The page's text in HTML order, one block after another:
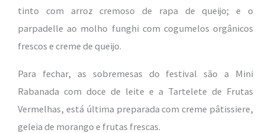
tinto com arroz cremoso de rapa de queijo; e o
parpadelle ao molho funghi com cogumelos orgânicos
frescos e creme de queijo.
Para fechar, as sobremesas do festival são a Mini
Rabanada com doce de leite e a Tartelete de Frutas
Vermelhas, está última preparada com creme pâtissiere,
geleia de morango e frutas frescas.